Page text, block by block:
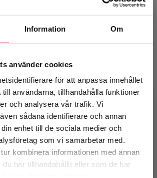
Information Om
använder cookies
för att anpassa innehållet
användarna, tillhandahålla funktioner
och analysera vår trafik. Vi
sådana identifierare och annan
enhet till de sociala medier och
som vi samarbetar med.
kombinera informationen med annan
du har tillhandahållit eller som de har
fraktregion
att du besöker
svenska tillståndet
A - Sarnecki, J (red.)
krinkl. moms
moms: 217 kr